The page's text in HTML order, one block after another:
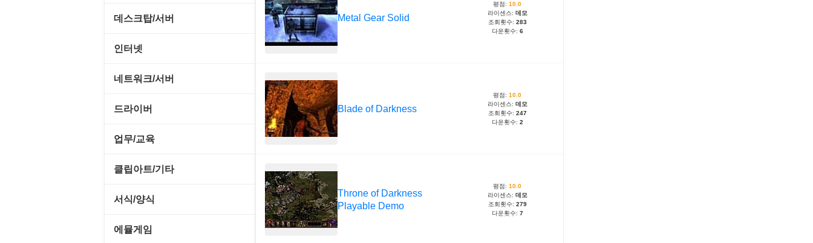
비디오 재생기
사운드 에디터
사운드 재생기
이미지 뷰어
CD/CDR/DVD
바이러스 백신
압축파일 관리
파일/디스크
하드웨어 관련
데스크탑/서버
Prometheus
실행기/툴바
운영체제 ISO/Image
커서/아이콘 툴
폰트관리/인쇄
인터넷
FTP/텔넷/통신
사이트 저작도구
원격도구
웹 브라우저
네트워크/서버
FTP 서버
백오피스/.NET
웹 서버
드라이버
SCSI/IDE/USB
비디오/모니터
업무/교육
MS 오피스 관련
클립아트/기타
동영상 클립
서식/양식
경찰청-감사
에뮬게임
Metal Gear Solid
평점:10.0
라이센스: 데모
조회횟수: 283
다운횟수: 6
Blade of Darkness
평점:10.0
라이센스: 데모
조회횟수: 247
다운횟수: 2
Throne of Darkness
Playable Demo
평점:10.0
라이센스: 데모
조회횟수: 279
다운횟수: 7